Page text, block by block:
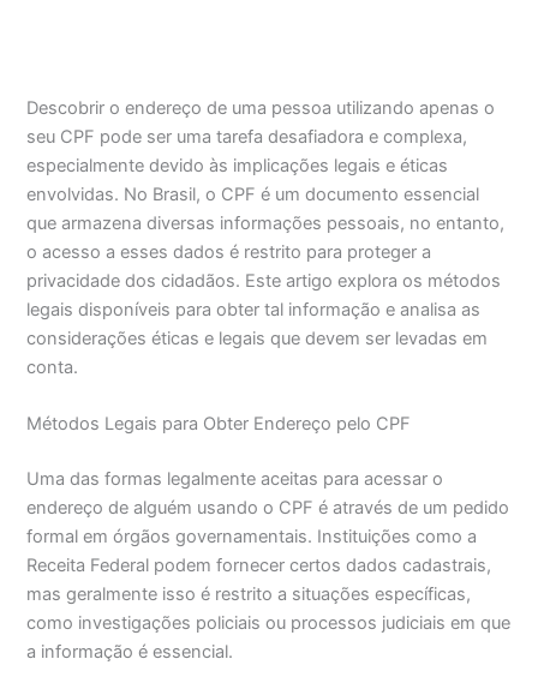
Descobrir o endereço de uma pessoa utilizando apenas o
seu CPF pode ser uma tarefa desafiadora e complexa,
especialmente devido às implicações legais e éticas
envolvidas. No Brasil, o CPF é um documento essencial
que armazena diversas informações pessoais, no entanto,
o acesso a esses dados é restrito para proteger a
privacidade dos cidadãos. Este artigo explora os métodos
legais disponíveis para obter tal informação e analisa as
considerações éticas e legais que devem ser levadas em
conta.
Métodos Legais para Obter Endereço pelo CPF
Uma das formas legalmente aceitas para acessar o
endereço de alguém usando o CPF é através de um pedido
formal em órgãos governamentais. Instituições como a
Receita Federal podem fornecer certos dados cadastrais,
mas geralmente isso é restrito a situações específicas,
como investigações policiais ou processos judiciais em que
a informação é essencial.